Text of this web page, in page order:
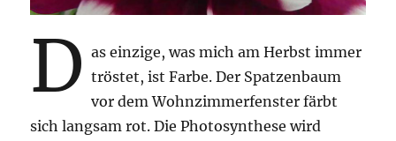
D as einzige, was mich am Herbst immer
tröstet, ist Farbe. Der Spatzenbaum
vor dem Wohnzimmerfenster färbt
sich langsam rot. Die Photosynthese wird